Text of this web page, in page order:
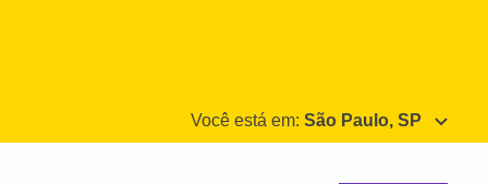
Você está em: São Paulo, SP